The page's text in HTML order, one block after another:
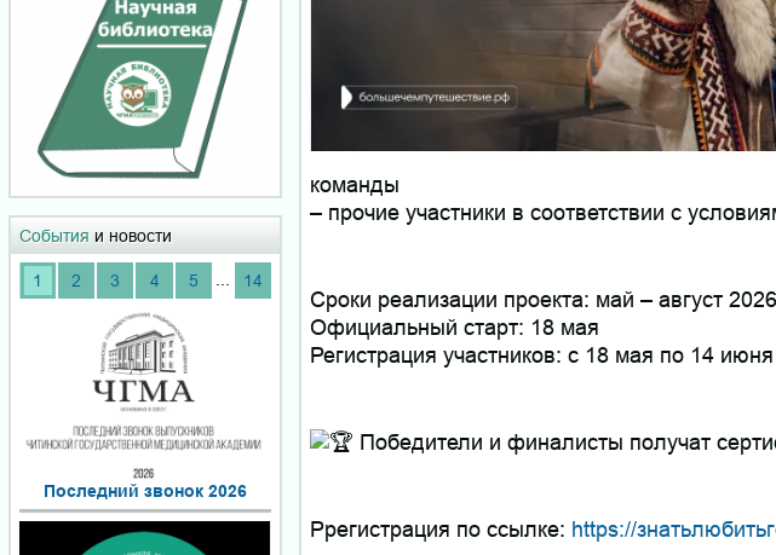
События и новости
1 2 3 4 5 ... 14
Последний звонок 2026
команды
– прочие участники в соответствии с
Сроки реализации проекта: май – август
Официальный старт: 18 мая
Регистрация участников: с 18 мая по 14 июня
Победители и финалисты получат
Ррегистрация по ссылке: https://